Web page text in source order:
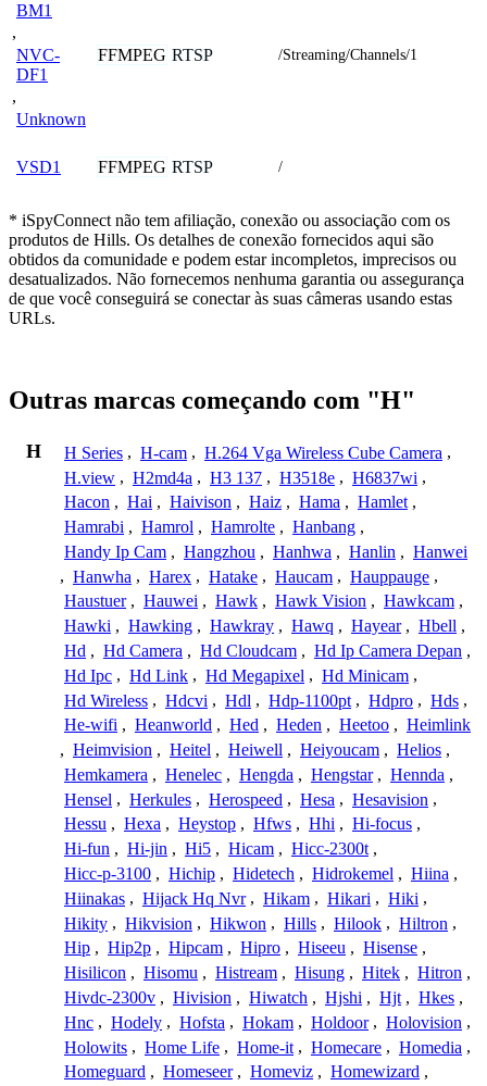
BM1
,
NVC-
DF1
,
Unknown
FFMPEG RTSP /Streaming/Channels/1
VSD1 FFMPEG RTSP /
* iSpyConnect não tem afiliação, conexão ou associação com os
produtos de Hills. Os detalhes de conexão fornecidos aqui são
obtidos da comunidade e podem estar incompletos, imprecisos ou
desatualizados. Não fornecemos nenhuma garantia ou assegurança
de que você conseguirá se conectar às suas câmeras usando estas
URLs.
Outras marcas começando com "H"
H H Series , H-cam , H.264 Vga Wireless Cube Camera ,
H.view , H2md4a , H3 137 , H3518e , H6837wi ,
Hacon , Hai , Haivison , Haiz , Hama , Hamlet ,
Hamrabi , Hamrol , Hamrolte , Hanbang ,
Handy Ip Cam , Hangzhou , Hanhwa , Hanlin , Hanwei
, Hanwha , Harex , Hatake , Haucam , Hauppauge ,
Haustuer , Hauwei , Hawk , Hawk Vision , Hawkcam ,
Hawki , Hawking , Hawkray , Hawq , Hayear , Hbell ,
Hd , Hd Camera , Hd Cloudcam , Hd Ip Camera Depan ,
Hd Ipc , Hd Link , Hd Megapixel , Hd Minicam ,
Hd Wireless , Hdcvi , Hdl , Hdp-1100pt , Hdpro , Hds ,
He-wifi , Heanworld , Hed , Heden , Heetoo , Heimlink
, Heimvision , Heitel , Heiwell , Heiyoucam , Helios ,
Hemkamera , Henelec , Hengda , Hengstar , Hennda ,
Hensel , Herkules , Herospeed , Hesa , Hesavision ,
Hessu , Hexa , Heystop , Hfws , Hhi , Hi-focus ,
Hi-fun , Hi-jin , Hi5 , Hicam , Hicc-2300t ,
Hicc-p-3100 , Hichip , Hidetech , Hidrokemel , Hiina ,
Hiinakas , Hijack Hq Nvr , Hikam , Hikari , Hiki ,
Hikity , Hikvision , Hikwon , Hills , Hilook , Hiltron ,
Hip , Hip2p , Hipcam , Hipro , Hiseeu , Hisense ,
Hisilicon , Hisomu , Histream , Hisung , Hitek , Hitron ,
Hivdc-2300v , Hivision , Hiwatch , Hjshi , Hjt , Hkes ,
Hnc , Hodely , Hofsta , Hokam , Holdoor , Holovision ,
Holowits , Home Life , Home-it , Homecare , Homedia ,
Homeguard , Homeseer , Homeviz , Homewizard ,